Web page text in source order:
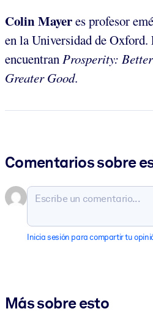
Colin Mayeres profesor
en la Universidad de Oxford.
encuentranProsperity:
Greater Good.
Comentarios sobre
Inicia sesión para compartir tu
Más sobre esto